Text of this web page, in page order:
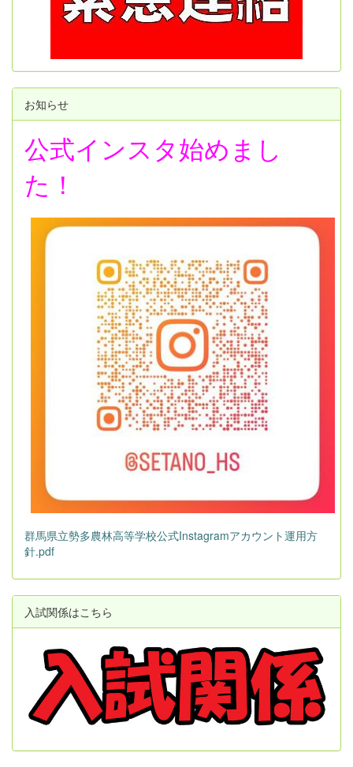
お知らせ
公式インスタ始めまし
た！
群馬県立勢多農林高等学校公式Instagramアカウント運用方
針.pdf
入試関係はこちら